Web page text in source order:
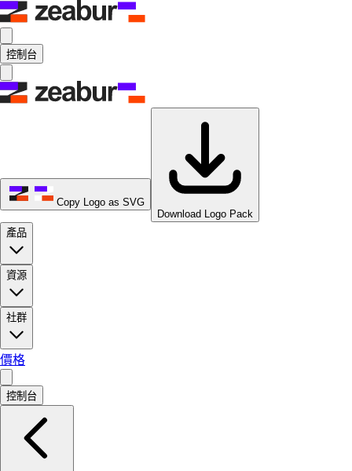
控制台
Copy Logo as SVG
Download Logo Pack
產品
資源
社群
價格
控制台